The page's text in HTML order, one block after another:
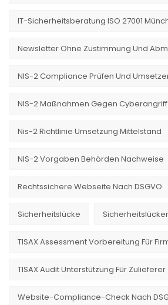
IT-Sicherheitsberatung ISO 27001
Newsletter Ohne Zustimmung Und
NIS-2 Compliance Prüfen Und
NIS-2 Maßnahmen Gegen
Nis-2 Richtlinie Umsetzung Mittelstand
NIS-2 Vorgaben Behörden Nachweise
Rechtssichere Webseite Nach DSGVO
Sicherheitslücke
TISAX Assessment Vorbereitung Für
TISAX Audit Unterstützung Für Zulieferer
Website-Compliance-Check Nach